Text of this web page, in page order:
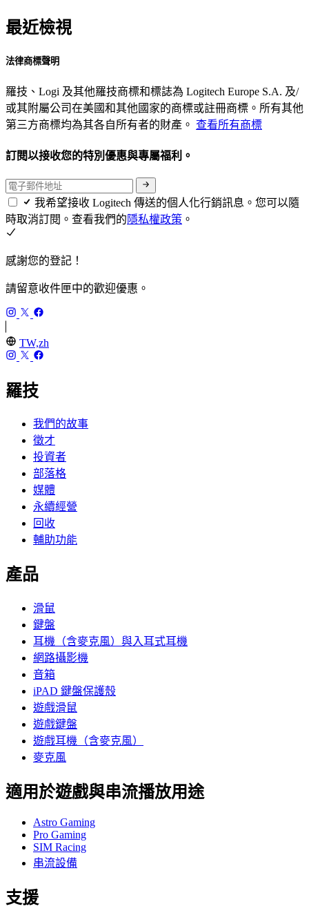
最近檢視
法律商標聲明
羅技、Logi 及其他羅技商標和標誌為 Logitech Europe S.A. 及/
或其附屬公司在美國和其他國家的商標或註冊商標。所有其他
第三方商標均為其各自所有者的財產。 查看所有商標
訂閱以接收您的特別優惠與專屬福利。
我希望接收 Logitech 傳送的個人化行銷訊息。您可以隨
時取消訂閱。查看我們的隱私權政策 。
感謝您的登記！
請留意收件匣中的歡迎優惠。
TW,zh
羅技
我們的故事
徵才
投資者
部落格
媒體
永續經營
回收
輔助功能
產品
滑鼠
鍵盤
耳機（含麥克風）與入耳式耳機
網路攝影機
音箱
iPAD 鍵盤保護殼
遊戲滑鼠
遊戲鍵盤
遊戲耳機（含麥克風）
麥克風
適用於遊戲與串流播放用途
Astro Gaming
Pro Gaming
SIM Racing
串流設備
支援